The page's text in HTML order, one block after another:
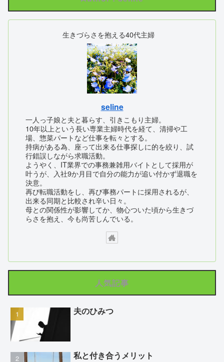
生きづらさを抱える40代主婦
seline
一人っ子娘と夫と暮らす、引きこもり主婦。
10年以上という長い専業主婦時代を経て、清掃や工
場、惣菜パートなど仕事を転々とする。
持病がある為、座って出来る仕事探しに的を絞り、試
行錯誤しながら求職活動。
ようやく、IT業界での事務兼雑用バイトとして採用が
叶うが、入社9か月目で自分の能力が追い付かず退職を
決意。
再び転職活動をし、再び事務パートに採用されるが、
出来る同期と比較され辛い日々。
母との関係性が影響してか、物心ついた頃から生きづ
らさを抱え、今も尚苦しんでいる。
人気記事
夫のひみつ
私と付き合うメリット